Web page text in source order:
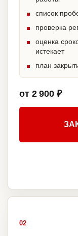
список
проверка
оценка
истекает
план
от 2 900 ₽
02